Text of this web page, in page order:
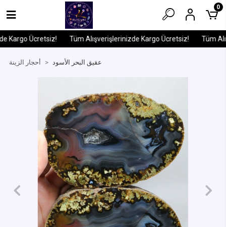
Kargo Ücretsiz! Tüm Alışverişlerinizde Kargo Ücretsiz! Tüm
0
أحجار الزينة عقيق البحر الأسود